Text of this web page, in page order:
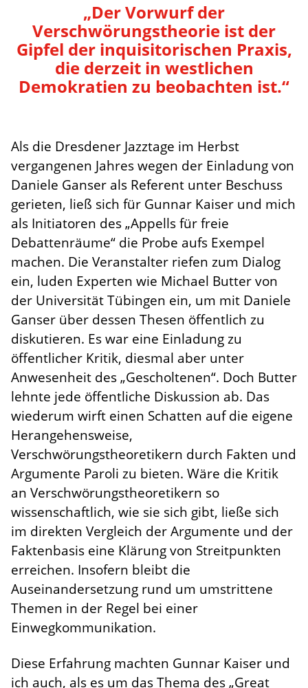
„Der Vorwurf der
Verschwörungstheorie ist der
Gipfel der inquisitorischen Praxis,
die derzeit in westlichen
Demokratien zu beobachten ist.“
Als die Dresdener Jazztage im Herbst
vergangenen Jahres wegen der Einladung von
Daniele Ganser als Referent unter Beschuss
gerieten, ließ sich für Gunnar Kaiser und mich
als Initiatoren des „Appells für freie
Debattenräume“ die Probe aufs Exempel
machen. Die Veranstalter riefen zum Dialog
ein, luden Experten wie Michael Butter von
der Universität Tübingen ein, um mit Daniele
Ganser über dessen Thesen öffentlich zu
diskutieren. Es war eine Einladung zu
öffentlicher Kritik, diesmal aber unter
Anwesenheit des „Gescholtenen“. Doch Butter
lehnte jede öffentliche Diskussion ab. Das
wiederum wirft einen Schatten auf die eigene
Herangehensweise,
Verschwörungstheoretikern durch Fakten und
Argumente Paroli zu bieten. Wäre die Kritik
an Verschwörungstheoretikern so
wissenschaftlich, wie sie sich gibt, ließe sich
im direkten Vergleich der Argumente und der
Faktenbasis eine Klärung von Streitpunkten
erreichen. Insofern bleibt die
Auseinandersetzung rund um umstrittene
Themen in der Regel bei einer
Einwegkommunikation.
Diese Erfahrung machten Gunnar Kaiser und
ich auch, als es um das Thema des „Great